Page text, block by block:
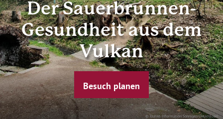
© Tourist-Information Sonnigen Untermosel
Der Sauerbrunnen-
Gesundheit aus dem
Vulkan
Besuch planen